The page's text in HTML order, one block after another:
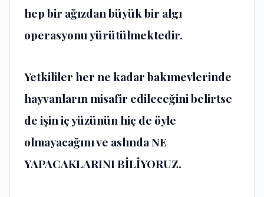
hep bir ağızdan büyük bir algı
operasyonu yürütülmektedir.
Yetkililer her ne kadar bakımevlerinde
hayvanların misafir edileceğini belirtse
de işin iç yüzünün hiç de öyle
olmayacağını ve aslındaNE
YAPACAKLARINI BİLİYORUZ.